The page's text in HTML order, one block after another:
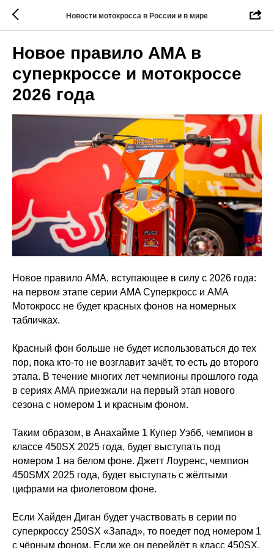
Новости мотокросса в России и в мире
Новое правило AMA в
суперкроссе и мотокроссе
2026 года
Новое правило AMA, вступающее в силу с 2026 года:
на первом этапе серии AMA Суперкросс и АМА
Мотокросс не будет красных фонов на номерных
табличках.
Красный фон больше не будет использоваться до тех
пор, пока кто-то не возглавит зачёт, то есть до второго
этапа. В течение многих лет чемпионы прошлого года
в сериях АМА приезжали на первый этап нового
сезона с номером 1 и красным фоном.
Таким образом, в Анахайме 1 Купер Уэбб, чемпион в
классе 450SX 2025 года, будет выступать под
номером 1 на белом фоне. Джетт Лоуренс, чемпион
450SMX 2025 года, будет выступать с жёлтыми
цифрами на фиолетовом фоне.
Если Хайден Диган будет участвовать в серии по
суперкроссу 250SX «Запад», то поедет под номером 1
с чёрным фоном. Если же он перейдёт в класс 450SX,